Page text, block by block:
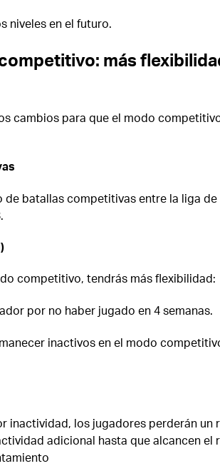
niveles en el futuro.
más
cambios para que el modo
de batallas competitivas entre la liga de
competitivo, tendrás más flexibilidad:
por no haber jugado en 4 semanas.
inactivos en el modo
inactividad, los jugadores perderán un
adicional hasta que alcancen el